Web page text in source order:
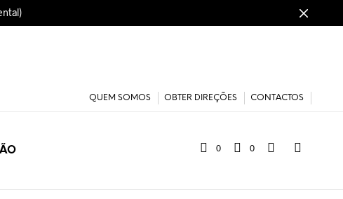
QUEM SOMOS OBTER DIREÇÕES CONTACTOS
0 0